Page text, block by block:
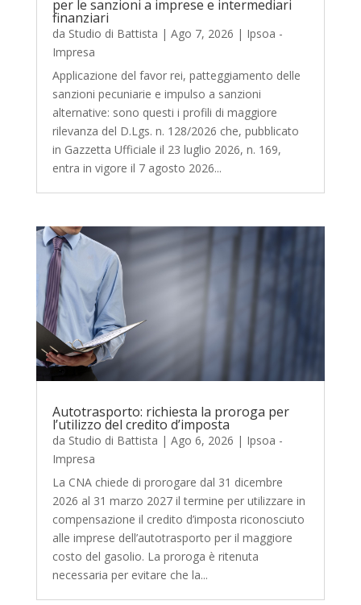
per le sanzioni a imprese e intermediari
finanziari
da Studio di Battista | Ago 7, 2026 | Ipsoa -
Impresa
Applicazione del favor rei, patteggiamento delle
sanzioni pecuniarie e impulso a sanzioni
alternative: sono questi i profili di maggiore
rilevanza del D.Lgs. n. 128/2026 che, pubblicato
in Gazzetta Ufficiale il 23 luglio 2026, n. 169,
entra in vigore il 7 agosto 2026...
Autotrasporto: richiesta la proroga per
l’utilizzo del credito d’imposta
da Studio di Battista | Ago 6, 2026 | Ipsoa -
Impresa
La CNA chiede di prorogare dal 31 dicembre
2026 al 31 marzo 2027 il termine per utilizzare in
compensazione il credito d’imposta riconosciuto
alle imprese dell’autotrasporto per il maggiore
costo del gasolio. La proroga è ritenuta
necessaria per evitare che la...